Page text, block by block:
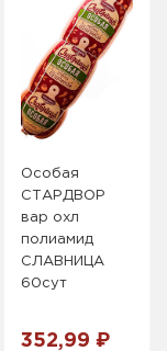
Особая
СТАРДВОР
вар охл
полиамид
СЛАВНИЦА
60сут
352,99 ₽